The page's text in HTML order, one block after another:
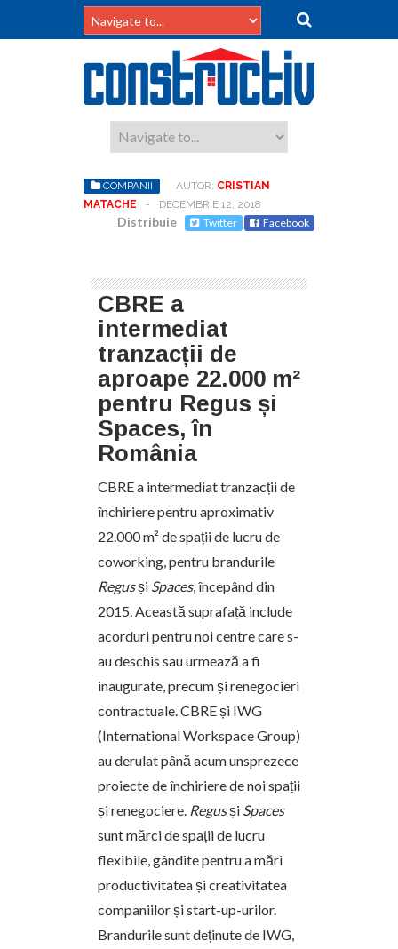
COMPANII AUTOR: CRISTIAN
MATACHE
- DECEMBRIE 12, 2018
Distribuie Twitter Facebook
CBRE a
intermediat
tranzacții de
aproape 22.000 m²
pentru Regus și
Spaces, în
România
CBRE a intermediat tranzacții de
închiriere pentru aproximativ
22.000 m² de spații de lucru de
coworking, pentru brandurile
Regusși Spaces, începând din
2015. Această suprafață include
acorduri pentru noi centre care s-
au deschis sau urmează a fi
inaugurate, precum și renegocieri
contractuale. CBRE și IWG
(International Workspace Group)
au derulat până acum unsprezece
proiecte de închiriere de noi spații
și renegociere. Regusși Spaces
sunt mărci de spații de lucru
flexibile, gândite pentru a mări
productivitatea și creativitatea
companiilor și start-up-urilor.
Brandurile sunt deținute de IWG,